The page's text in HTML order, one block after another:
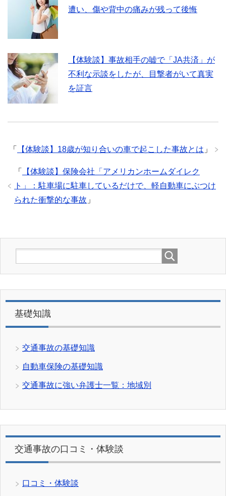
遭い、傷や背中の痛みが残って後悔
【体験談】事故相手の嘘で「JA共済」が
不利な示談をしたが、目撃者がいて真実
を証言
「 【体験談】18歳が知り合いの車で起こした事故とは 」
「
【体験談】保険会社「アメリカンホームダイレク
ト」：駐車場に駐車しているだけで、軽自動車にぶつけ
られた衝撃的な事故 」
基礎知識
交通事故の基礎知識
自動車保険の基礎知識
交通事故に強い弁護士一覧：地域別
交通事故の口コミ・体験談
口コミ・体験談